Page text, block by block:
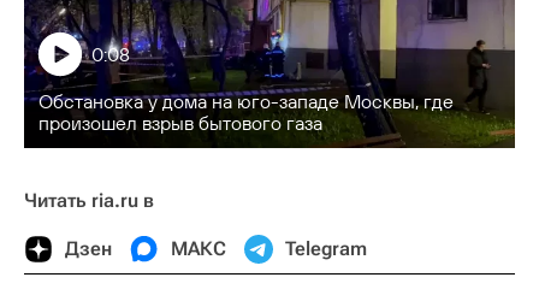
Обстановка у дома на юго-западе Москвы, где
произошел взрыв бытового газа
0:08
Читать ria.ru в
Дзен МАКС Telegram